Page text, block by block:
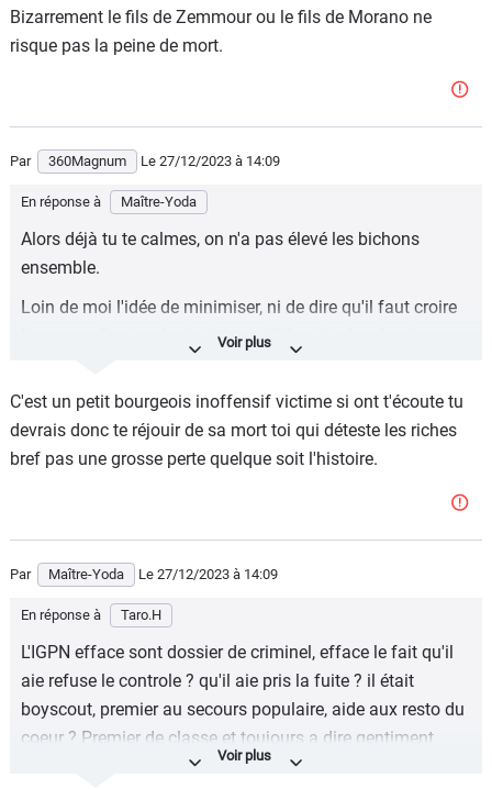
CQFD.
Bizarrement le fils de Zemmour ou le fils de Morano ne
risque pas la peine de mort.
Par 360Magnum Le 27/12/2023 à 14:09
En réponse à Maître-Yoda
Alors déjà tu te calmes, on n'a pas élevé les bichons
ensemble.
Loin de moi l'idée de minimiser, ni de dire qu'il faut croire
l'un + que l'autre. Je dis juste qu'il faut lire les derniers
À partir de là, tu comprends que :
1/ le policier n'était en rien menacé.
n'était plus sur la pédale de frein ce qui a fait redémarrer
doucement la voiture comme l'attestent les images.
3/ le policier a proféré des menaces de mort durant
4/ il a donc menti dans son rapport.
Il faut être partial et regarder les faits. Vous vous prenez
parti, moi je suis objectif.
C'est un petit bourgeois inoffensif victime si ont t'écoute tu
devrais donc te réjouir de sa mort toi qui déteste les riches
bref pas une grosse perte quelque soit l'histoire.
Par Maître-Yoda Le 27/12/2023 à 14:09
En réponse à Taro.H
L'IGPN efface sont dossier de criminel, efface le fait qu'il
aie refuse le controle ? qu'il aie pris la fuite ? il était
boyscout, premier au secours populaire, aide aux resto du
coeur ? Premier de classe et toujours a dire gentiment
bonjour au revoir. Non alors il n'a eu que ce qu'il méritait.